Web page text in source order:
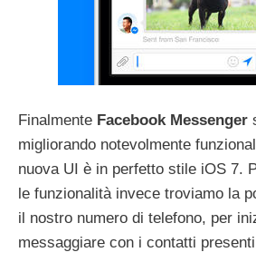
Finalmente Facebook Messenger
migliorando notevolmente
nuova UI è in perfetto stile iOS 7.
le funzionalità invece troviamo la
il nostro numero di telefono, per
messaggiare con i contatti